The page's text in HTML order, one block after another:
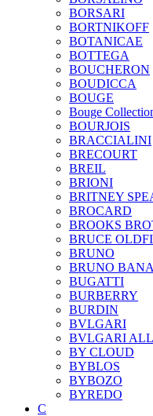
BORSARI
BORTNIKOFF
BOTANICAE
BOTTEGA
BOUCHERON
BOUDICCA
BOUGE
Bouge
BOURJOIS
BRACCIALINI
BRECOURT
BREIL
BRIONI
BRITNEY
BROCARD
BROOKS
BRUCE
BRUNO
BRUNO
BUGATTI
BURBERRY
BURDIN
BVLGARI
BVLGARI
BY CLOUD
BYBLOS
BYBOZO
BYREDO
C